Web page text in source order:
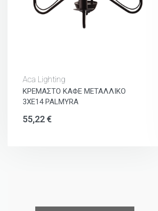
Aca Lighting
ΚΡΕΜΑΣΤΟ ΚΑΦΕ ΜΕΤΑΛΛΙΚΟ
3ΧΕ14 PALMYRA
55,22€